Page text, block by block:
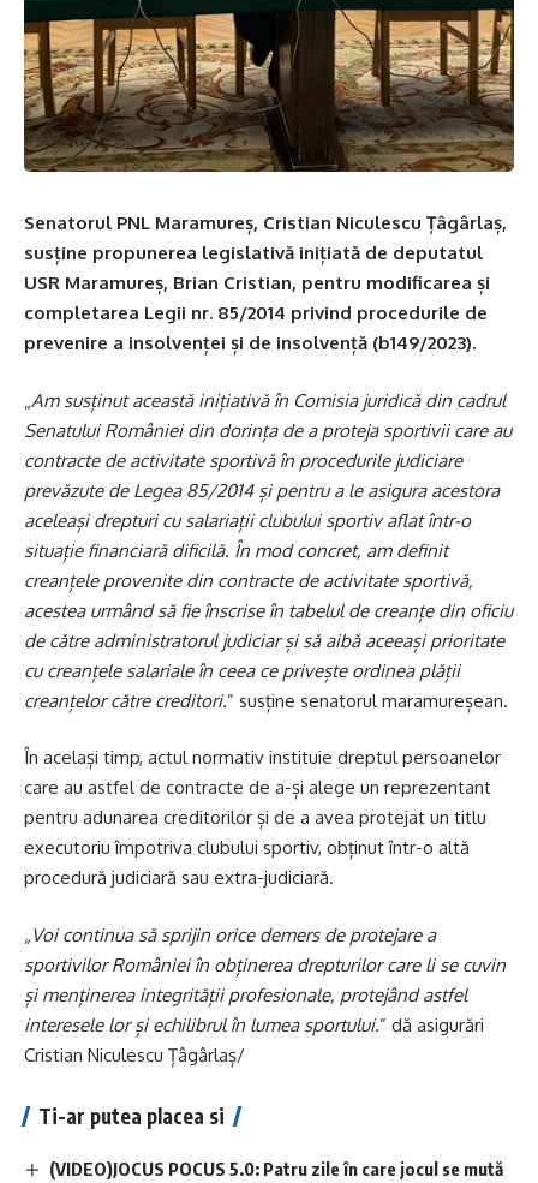
Senatorul PNL Maramureș, Cristian Niculescu Țâgârlaș,
susține propunerea legislativă inițiată de deputatul
USR Maramureș, Brian Cristian, pentru modificarea și
completarea Legii nr. 85/2014 privind procedurile de
prevenire a insolvenței și de insolvență (b149/2023).
Am susținut această inițiativă în Comisia juridică din cadrul
Senatului României din dorința de a proteja sportivii care au
contracte de activitate sportivă în procedurile judiciare
prevăzute de Legea 85/2014 și pentru a le asigura acestora
aceleași drepturi cu salariații clubului sportiv aflat într-o
situație financiară dificilă. În mod concret, am definit
creanțele provenite din contracte de activitate sportivă,
acestea urmând să fie înscrise în tabelul de creanțe din oficiu
de către administratorul judiciar și să aibă aceeași prioritate
cu creanțele salariale în ceea ce privește ordinea plății
creanțelor către creditori.” susține senatorul maramureșean.
În același timp, actul normativ instituie dreptul persoanelor
care au astfel de contracte de a-și alege un reprezentant
pentru adunarea creditorilor și de a avea protejat un titlu
executoriu împotriva clubului sportiv, obținut într-o altă
procedură judiciară sau extra-judiciară.
„Voi continua să sprijin orice demers de protejare a
sportivilor României în obținerea drepturilor care li se cuvin
și menținerea integrității profesionale, protejând astfel
interesele lor și echilibrul în lumea sportului.” dă asigurări
Cristian Niculescu Țâgârlaș/
Ti-ar putea placea si
(VIDEO)JOCUS POCUS 5.0: Patru zile în care jocul se mută